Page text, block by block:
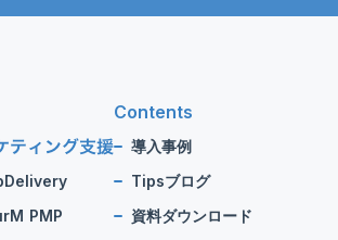
ティング支援
PMP
Contents
導入事例
Tipsブログ
資料ダウンロード